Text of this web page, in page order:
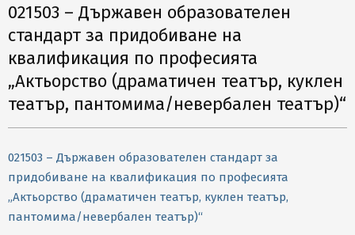
021503 – Държавен образователен
стандарт за придобиване на
квалификация по професията
„Актьорство (драматичен театър, куклен
театър, пантомима/невербален театър)“
021503 – Държавен образователен стандарт за
придобиване на квалификация по професията
„Актьорство (драматичен театър, куклен театър,
пантомима/невербален театър)“